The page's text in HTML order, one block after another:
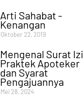
Arti Sahabat -
Kenangan
Oktober 22, 2019
Mengenal Surat
Praktek Apoteker
dan Syarat
Pengajuannya
Mei 28, 2024